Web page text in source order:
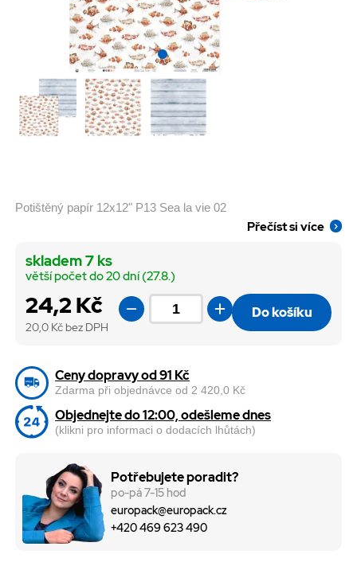
Potištěný papír 12x12" P13 Sea la vie 02
Přečíst si více
24,2 Kč
20,0 Kč bez DPH
skladem 7 ks
větší počet do 20 dní (27.8.)
Do košíku
Ceny dopravy od 91 Kč
Zdarma při objednávce od 2 420,0 Kč
Objednejte do 12:00, odešleme dnes
(klikni pro informaci o dodacích lhůtách)
Potřebujete poradit?
po-pá 7-15 hod
europack@europack.cz
+420 469 623 490